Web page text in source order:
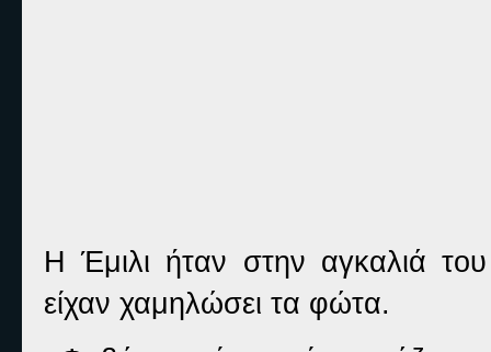
Η Έμιλι ήταν στην αγκαλιά
είχαν χαμηλώσει τα φώτα.